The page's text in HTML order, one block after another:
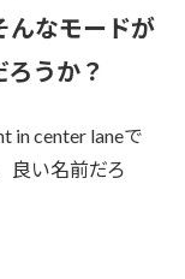
んなモードが
うか？
in center laneで
良い名前だろ